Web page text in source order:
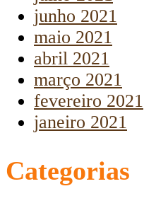
junho 2021
maio 2021
abril 2021
março 2021
fevereiro 2021
janeiro 2021
Categorias